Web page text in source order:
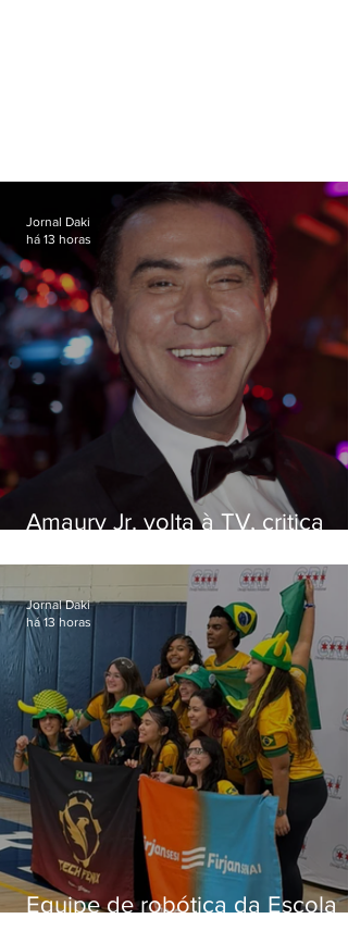
Amaury Jr. volta à TV, critica
viraram colunistas de si
Jornal Daki
há 13 horas
Equipe de robótica da Escola
Jornal Daki
há 13 horas